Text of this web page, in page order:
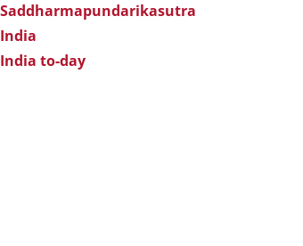
Saddharmapundarikasutra
India
India to-day